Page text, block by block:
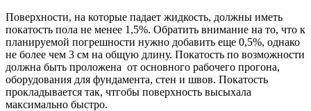
Поверхности, на которые падает жидкость, должны иметь
покатость пола не менее 1,5%. Обратить внимание на то, что к
планируемой погрешности нужно добавить еще 0,5%, однако
не более чем 3 см на общую длину. Покатость по возможности
должна быть проложена от основного рабочего прогона,
оборудования для фундамента, стен и швов. Покатость
прокладывается так, чтгобы поверхность высыхала
максимально быстро.